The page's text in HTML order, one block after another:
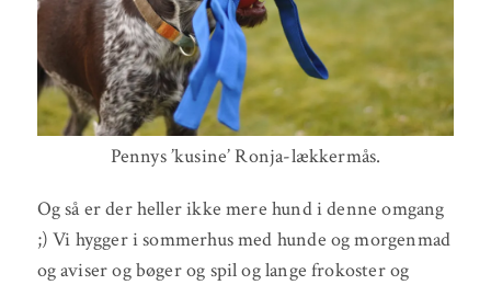
Pennys ’kusine’ Ronja-lækkermås.
Og så er der heller ikke mere hund i denne omgang
;) Vi hygger i sommerhus med hunde og morgenmad
og aviser og bøger og spil og lange frokoster og